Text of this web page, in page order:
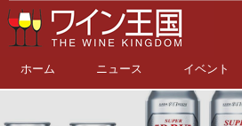
ホーム ニュース イベント